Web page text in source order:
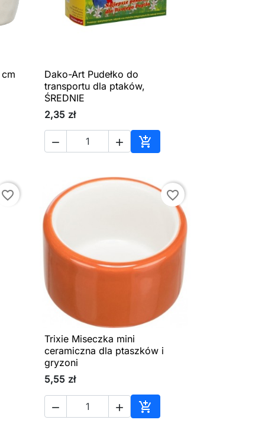
do koszyka
 Szybki podgląd
Dako-Art Pudełko do
transportu dla ptaków,
ŚREDNIE
2,35 zł
  
Dodaj do koszyka
favorite_border
do koszyka
favorite_border
 Szybki podgląd
Trixie Miseczka mini
ceramiczna dla ptaszków i
gryzoni
5,55 zł
  
Dodaj do koszyka